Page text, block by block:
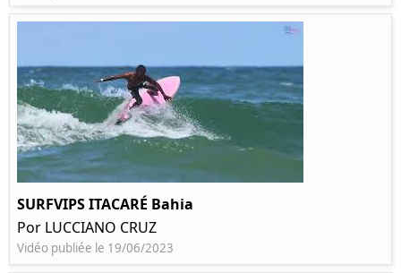
SURFVIPS ITACARÉ Bahia
Por LUCCIANO CRUZ
Vidéo publiée le 19/06/2023